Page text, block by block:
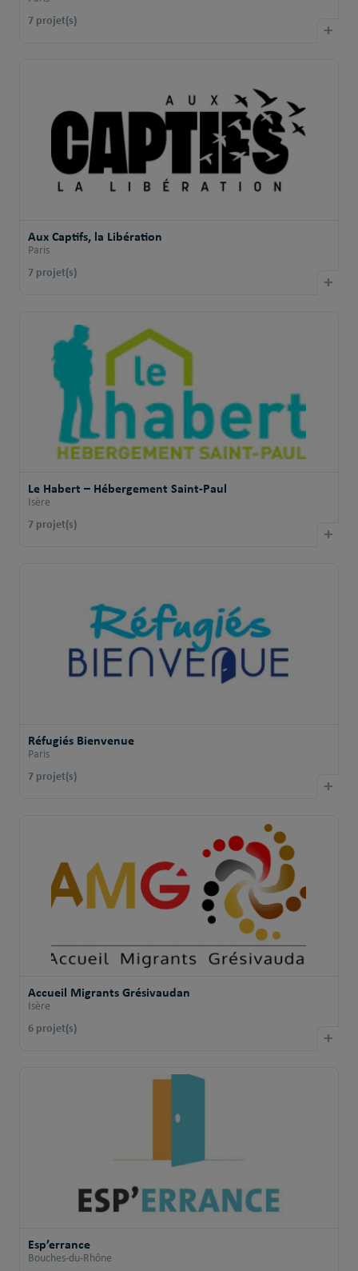
7 projet(s) +
Aux Captifs, la Libération
Paris
7 projet(s) +
Le Habert – Hébergement Saint-Paul
Isère
7 projet(s) +
Réfugiés Bienvenue
Paris
7 projet(s) +
Accueil Migrants Grésivaudan
Isère
6 projet(s) +
Esp’errance
Bouches-du-Rhône